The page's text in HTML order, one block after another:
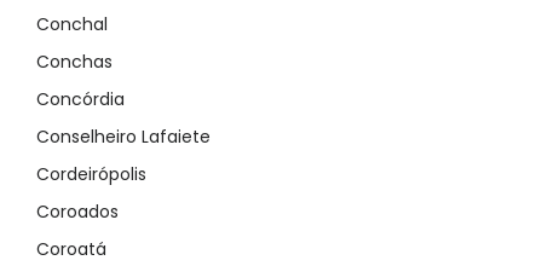
Conchal
Conchas
Concórdia
Conselheiro Lafaiete
Cordeirópolis
Coroados
Coroatá